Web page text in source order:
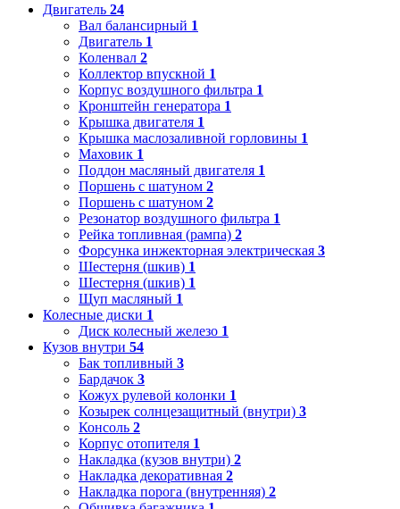
Двигатель 24
Вал балансирный 1
Двигатель 1
Коленвал 2
Коллектор впускной 1
Корпус воздушного фильтра 1
Кронштейн генератора 1
Крышка двигателя 1
Крышка маслозаливной горловины 1
Маховик 1
Поддон масляный двигателя 1
Поршень с шатуном 2
Поршень с шатуном 2
Резонатор воздушного фильтра 1
Рейка топливная (рампа) 2
Форсунка инжекторная электрическая 3
Шестерня (шкив) 1
Шестерня (шкив) 1
Щуп масляный 1
Колесные диски 1
Диск колесный железо 1
Кузов внутри 54
Бак топливный 3
Бардачок 3
Кожух рулевой колонки 1
Козырек солнцезащитный (внутри) 3
Консоль 2
Корпус отопителя 1
Накладка (кузов внутри) 2
Накладка декоративная 2
Накладка порога (внутренняя) 2